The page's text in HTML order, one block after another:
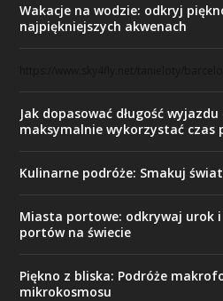
Wakacje na wodzie: odkryj
najpiękniejszych akwenach
Jak dopasować długość
maksymalnie wykorzystać czas
Kulinarne podróże: Smakuj
Miasta portowe: odkrywaj urok
portów na świecie
Piękno z bliska: Podróże
mikrokosmosu